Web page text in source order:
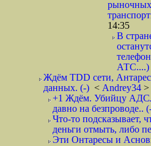
рыночных
14:35
В
АТС....)
Ждём TDD сети,
данных. (-) < Andrеy34
+1 Ждём. Убийцу
давно на безпроводе..
Что-то подсказывает,
деньги отмыть, либо
Эти Онтаресы и